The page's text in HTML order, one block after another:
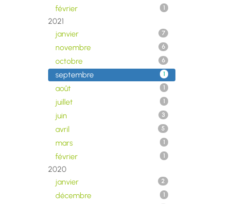
février 1
2021
janvier
7
novembre 6
octobre 6
septembre 1
août 1
juillet 1
juin 3
avril 5
mars 1
février 1
2020
janvier
2
décembre 1